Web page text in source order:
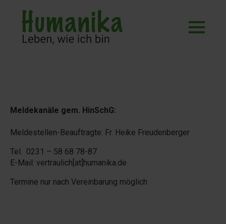
Meldekanäle gem. HinSchG:
Meldestellen-Beauftragte: Fr. Heike Freudenberger
Tel. 0231 – 58 68 78-87
E-Mail: vertraulich[at]humanika.de
Termine nur nach Vereinbarung möglich